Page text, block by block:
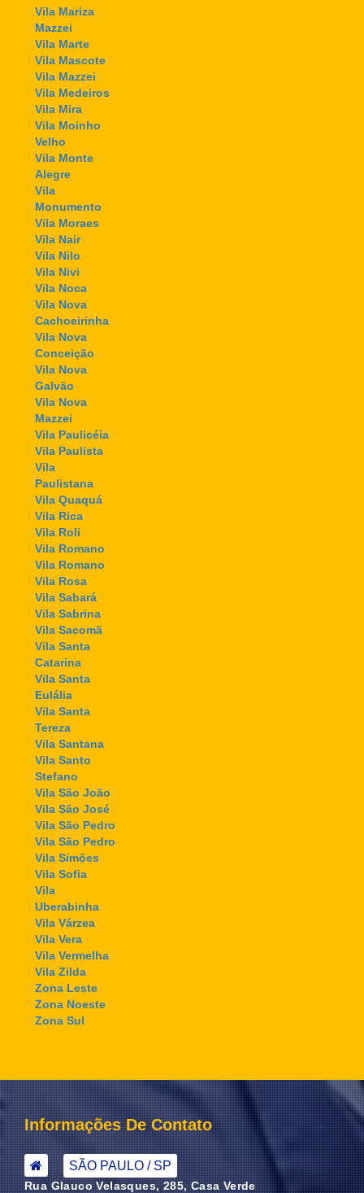
Vila Mariza
Mazzei
Vila Marte
Vila Mascote
Vila Mazzei
Vila Medeiros
Vila Mira
Vila Moinho
Velho
Vila Monte
Alegre
Vila
Monumento
Vila Moraes
Vila Nair
Vila Nilo
Vila Nivi
Vila Noca
Vila Nova
Cachoeirinha
Vila Nova
Conceição
Vila Nova
Galvão
Vila Nova
Mazzei
Vila Paulicéia
Vila Paulista
Vila
Paulistana
Vila Quaquá
Vila Rica
Vila Roli
Vila Romano
Vila Romano
Vila Rosa
Vila Sabará
Vila Sabrina
Vila Sacomã
Vila Santa
Catarina
Vila Santa
Eulália
Vila Santa
Tereza
Vila Santana
Vila Santo
Stefano
Vila São João
Vila São José
Vila São Pedro
Vila São Pedro
Vila Simões
Vila Sofia
Vila
Uberabinha
Vila Várzea
Vila Vera
Vila Vermelha
Vila Zilda
Zona Leste
Zona Noeste
Zona Sul
Informações De Contato
SÃO PAULO / SP
Rua Glauco Velasques, 285, Casa Verde